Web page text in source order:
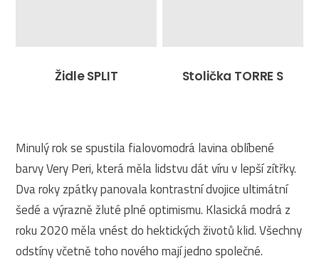
Židle SPLIT Stolička TORRE S
Minulý rok se spustila fialovomodrá lavina oblíbené
barvy Very Peri, která měla lidstvu dát víru v lepší zítřky.
Dva roky zpátky panovala kontrastní dvojice ultimátní
šedé a výrazně žluté plné optimismu. Klasická modrá z
roku 2020 měla vnést do hektických životů klid. Všechny
odstíny včetně toho nového mají jedno společné.